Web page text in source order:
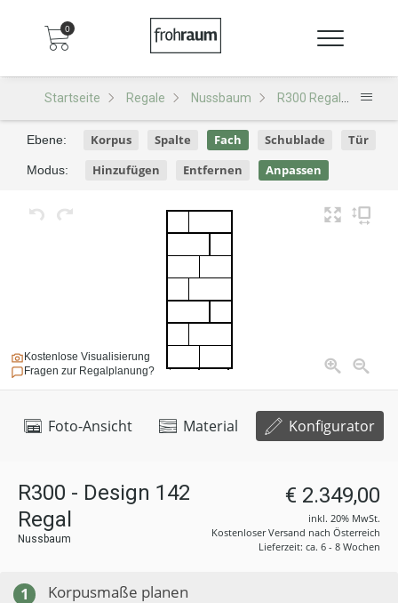
0
Startseite Regale Nussbaum R300 Regal
Foto-Ansicht Material Konfigurator
Kostenlose Visualisierung
Fragen zur Regalplanung?
Ebene: Korpus Spalte Fach Schublade Tür
Modus: Hinzufügen Entfernen Anpassen
R300 - Design 142
Regal
Nussbaum
€ 2.349,00
inkl. 20% MwSt.
Kostenloser Versand nach Österreich
Lieferzeit: ca. 6 - 8 Wochen
1 Korpusmaße planen